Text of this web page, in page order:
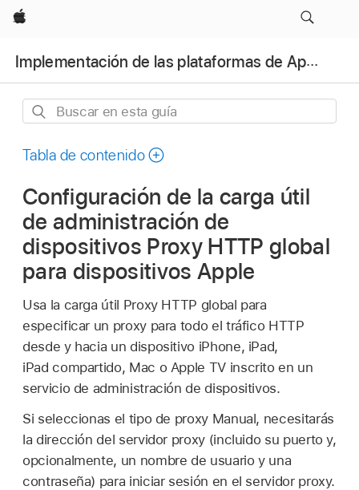
Apple
Implementación de las plataformas de Apple
Buscar
esta
Tabla de contenido
Configuración de la carga útil
de administración de
dispositivos Proxy HTTP global
para dispositivos Apple
Usa la carga útil Proxy HTTP global para
especificar un proxy para todo el tráfico HTTP
desde y hacia un dispositivo iPhone, iPad,
iPad compartido, Mac o Apple TVinscrito en un
servicio de administración de dispositivos.
Si seleccionas el tipo de proxy Manual, necesitarás
la dirección del servidor proxy (incluido su puerto y,
opcionalmente, un nombre de usuario y una
contraseña) para iniciar sesión en el servidor proxy.